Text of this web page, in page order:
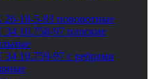
18-5-93 поворотные
10.758-97 плоские
10.759-97 с ребрами